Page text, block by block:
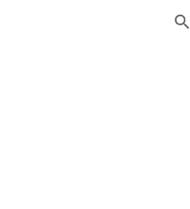
search